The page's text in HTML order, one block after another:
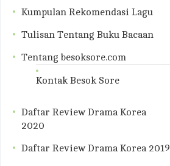
Kumpulan Rekomendasi Lagu
Tulisan Tentang Buku Bacaan
Tentang besoksore.com
Kontak Besok Sore
Daftar Review Drama Korea
2020
Daftar Review Drama Korea 2019